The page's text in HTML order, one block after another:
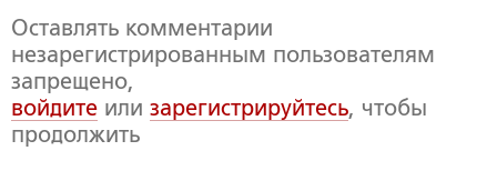
Оставлять комментарии
незарегистрированным пользователям
запрещено,
войдите или зарегистрируйтесь, чтобы
продолжить